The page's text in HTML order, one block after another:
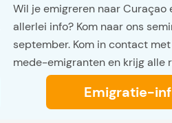
Wil je emigreren naar Curaçao
allerlei info? Kom naar ons
september. Kom in contact
mede-emigranten en krijg alle
Emigratie-